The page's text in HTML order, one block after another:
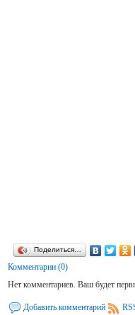
Поделиться…
Комментарии (0)
Нет комментариев. Ваш будет
Добавить комментарий